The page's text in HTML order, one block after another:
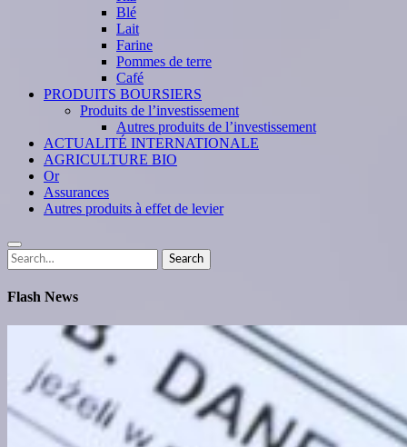
Blé
Lait
Farine
Pommes de terre
Café
PRODUITS BOURSIERS
Produits de l’investissement
Autres produits de l’investissement
ACTUALITÉ INTERNATIONALE
AGRICULTURE BIO
Or
Assurances
Autres produits à effet de levier
Search
for:
Search
Flash News